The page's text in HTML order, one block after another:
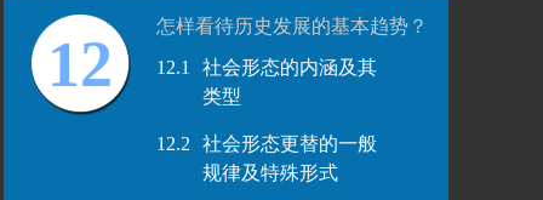
12
怎样看待历史发展的基本趋势？
12.1
社会形态的内涵及其
类型
12.2
社会形态更替的一般
规律及特殊形式